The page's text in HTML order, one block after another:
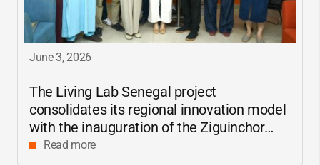
June 3, 2026
The Living Lab Senegal project
consolidates its regional innovation model
with the inauguration of the Ziguinchor
center
Read more